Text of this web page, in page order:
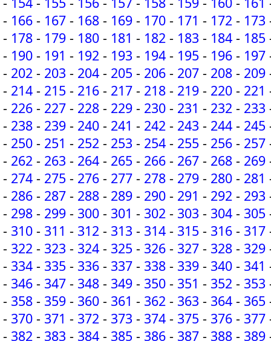
- 166 - 167 - 168 - 169 - 170 - 171 - 172 - 173
- 178 - 179 - 180 - 181 - 182 - 183 - 184 - 185
- 190 - 191 - 192 - 193 - 194 - 195 - 196 - 197
- 202 - 203 - 204 - 205 - 206 - 207 - 208 - 209
- 214 - 215 - 216 - 217 - 218 - 219 - 220 - 221
- 226 - 227 - 228 - 229 - 230 - 231 - 232 - 233
- 238 - 239 - 240 - 241 - 242 - 243 - 244 - 245
- 250 - 251 - 252 - 253 - 254 - 255 - 256 - 257
- 262 - 263 - 264 - 265 - 266 - 267 - 268 - 269
- 274 - 275 - 276 - 277 - 278 - 279 - 280 - 281
- 286 - 287 - 288 - 289 - 290 - 291 - 292 - 293
- 298 - 299 - 300 - 301 - 302 - 303 - 304 - 305
- 310 - 311 - 312 - 313 - 314 - 315 - 316 - 317
- 322 - 323 - 324 - 325 - 326 - 327 - 328 - 329
- 334 - 335 - 336 - 337 - 338 - 339 - 340 - 341
- 346 - 347 - 348 - 349 - 350 - 351 - 352 - 353
- 358 - 359 - 360 - 361 - 362 - 363 - 364 - 365
- 370 - 371 - 372 - 373 - 374 - 375 - 376 - 377
- 382 - 383 - 384 - 385 - 386 - 387 - 388 - 389